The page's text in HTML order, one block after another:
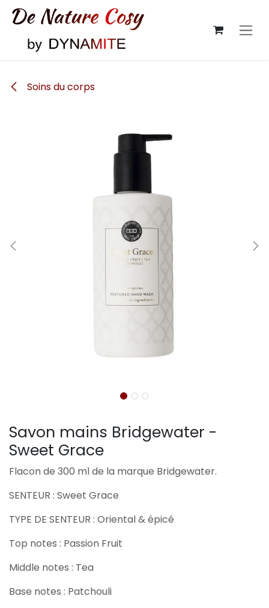
Se rendre au contenu
Soins du corps
Savon mains Bridgewater -
Sweet Grace
Flacon de 300 ml de la marque Bridgewater.
SENTEUR : Sweet Grace
TYPE DE SENTEUR : Oriental & épicé
Top notes : Passion Fruit
Middle notes : Tea
Base notes : Patchouli